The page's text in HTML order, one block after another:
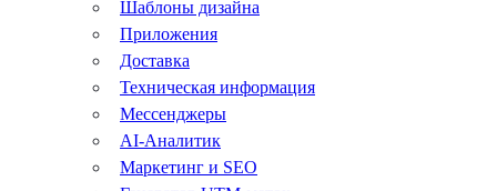
Шаблоны дизайна
Приложения
Доставка
Техническая информация
Мессенджеры
AI-Аналитик
Маркетинг и SEO